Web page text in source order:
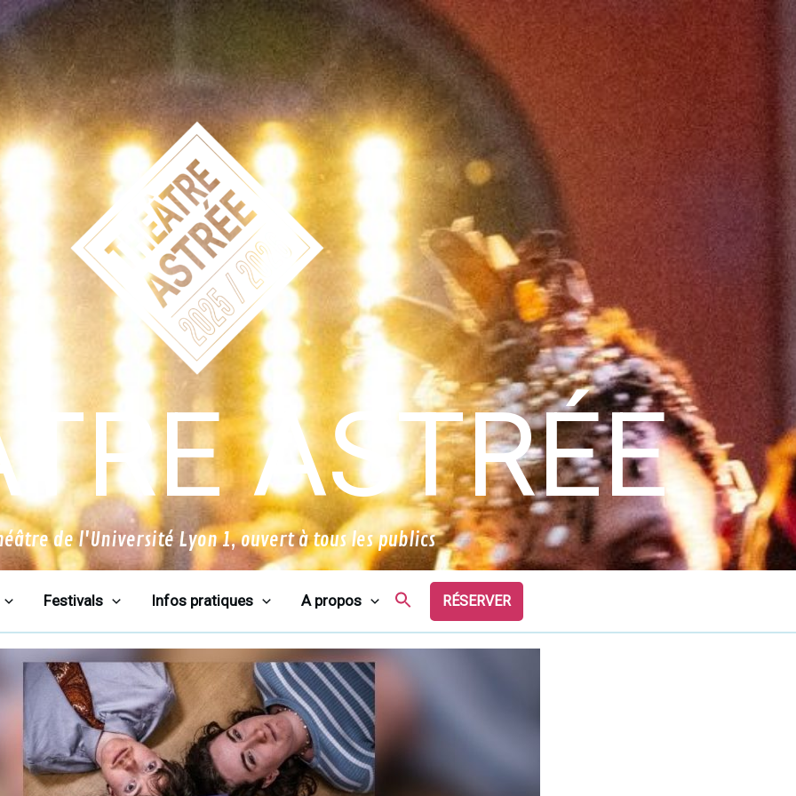
ASTRÉE
de l'Université Lyon 1, ouvert à tous les publics
Festivals Infos pratiques A propos
Search
Search Button
RÉSERVER